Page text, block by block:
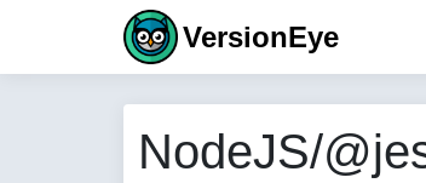
VersionEye
NodeJS/